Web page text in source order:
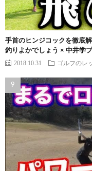
手首のヒンジコックを徹底
釣りよかでしょう × 中井学
2018.10.31 ゴルフのレ